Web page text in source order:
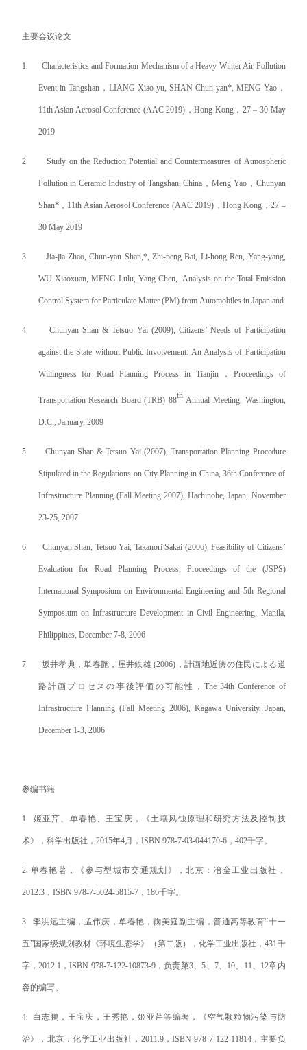
主要会议论文
1. Characteristics and Formation Mechanism of a Heavy Winter Air Pollution
Event in Tangshan， LIANG Xiao-yu, SHAN Chun-yan*, MENG Yao，
11th Asian Aerosol Conference (AAC 2019) ，Hong Kong， 27 – 30 May
2019
2. Study on the Reduction Potential and Countermeasures of Atmospheric
Pollution in Ceramic Industry of Tangshan, China ，Meng Yao， Chunyan
Shan*， 11th Asian Aerosol Conference (AAC 2019) ， Hong Kong ，27 –
30 May 2019
3. Jia-jia Zhao, Chun-yan Shan,*, Zhi-peng Bai, Li-hong Ren, Yang-yang,
WU Xiaoxuan, MENG Lulu, Yang Chen, Analysis on the Total Emission
Control System for Particulate Matter (PM) from Automobiles in Japan and
4. Chunyan Shan & Tetsuo Yai (2009), Citizens’ Needs of Participation
against the State without Public Involvement: An Analysis of Participation
Willingness for Road Planning Process in Tianjin， Proceedings of
Transportation Research Board (TRB) 88thAnnual Meeting, Washington,
D.C., January, 2009
5. Chunyan Shan & Tetsuo Yai (2007), Transportation Planning Procedure
Stipulated in the Regulations on City Planning in China, 36th Conference of
Infrastructure Planning (Fall Meeting 2007), Hachinohe, Japan, November
23-25, 2007
6. Chunyan Shan, Tetsuo Yai, Takanori Sakai (2006), Feasibility of Citizens’
Evaluation for Road Planning Process, Proceedings of the (JSPS)
International Symposium on Environmental Engineering and 5th Regional
Symposium on Infrastructure Development in Civil Engineering, Manila,
Philippines, December 7-8, 2006
7. 坂井孝典， 単春艶 ，屋井鉄雄(2006) ， 計画地近傍の住民による道
路計画プロセスの 事後 評価 の可能性， The 34th Conference of
Infrastructure Planning (Fall Meeting 2006), Kagawa University, Japan,
December 1-3, 2006
参编书籍
1. 姬亚芹、单春艳、王宝庆，《土壤风蚀原理和研究方法及控制技
术》，科学出版社， 2015年4月， ISBN 978-7-03-044170-6， 402千字。
2. 单春艳著，《参与型城市交通规划》，北京：冶金工业出版社，
2012.3， ISBN 978-7-5024-5815-7， 186千字。
3. 李洪远主编，孟伟庆，单春艳，鞠美庭副主编，普通高等教育“十一
五”国家级规划教材《环境生态学》（第二版），化学工业出版社，431 千
字， 2012.1 ，ISBN 978-7-122-10873-9，负责第3、5 7、 10 11 12章内
容的编写。
4. 白志鹏，王宝庆，王秀艳，姬亚芹等编著， 《空气颗粒物污染与防
治》 ，北京：化学工业出版社 ， 2011.9，ISBN 978-7-122-11814，主要负